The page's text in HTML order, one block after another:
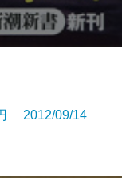
2012/09/14